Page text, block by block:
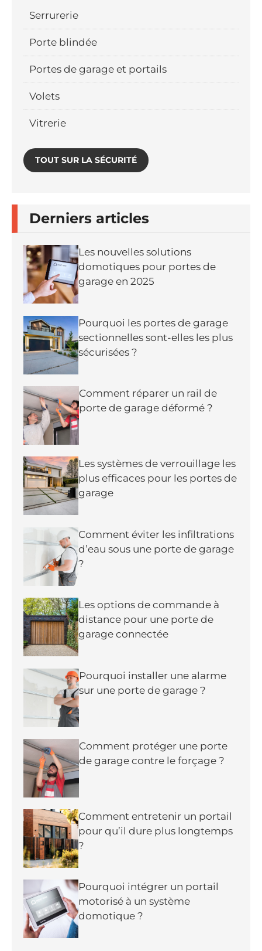
Serrurerie
Porte blindée
Portes de garage et portails
Volets
Vitrerie
TOUT SUR LA SÉCURITÉ
Derniers articles
Les nouvelles solutions
domotiques pour portes de
garage en 2025
Pourquoi les portes de garage
sectionnelles sont-elles les plus
sécurisées ?
Comment réparer un rail de
porte de garage déformé ?
Les systèmes de verrouillage les
plus efficaces pour les portes de
garage
Comment éviter les infiltrations
d’eau sous une porte de garage
?
Les options de commande à
distance pour une porte de
garage connectée
Pourquoi installer une alarme
sur une porte de garage ?
Comment protéger une porte
de garage contre le forçage ?
Comment entretenir un portail
pour qu’il dure plus longtemps
?
Pourquoi intégrer un portail
motorisé à un système
domotique ?